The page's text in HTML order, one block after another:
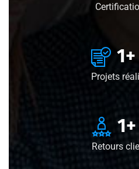
1+
Projets
1+
Retours